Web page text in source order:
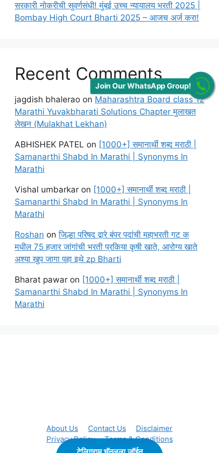
सरकारी नोकरीची सुवर्णसंधी! मुंबई उच्च न्यायालय भरती 2025 |
Bombay High Court Bharti 2025 – आजच अर्ज करा!
Recent Comments
jagdish bhalerao on Maharashtra Board class 12
Marathi Yuvakbharati Solutions Chapter मुलाखत
लेखन (Mulakhat Lekhan)
ABHISHEK PATEL on [1000+] समानार्थी शब्द मराठी |
Samanarthi Shabd In Marathi | Synonyms In
Marathi
Vishal umbarkar on [1000+] समानार्थी शब्द मराठी |
Samanarthi Shabd In Marathi | Synonyms In
Marathi
Roshan onजिल्हा परिषद द्वारे बंपर पदांची महाभरती गट क
मधील 75 हजार जांगांची भरती प्रकिया कृषी खाते, आरोग्य खाते
अश्या खुप जागा पहा इथे zp Bharti
Bharat pawar on [1000+] समानार्थी शब्द मराठी |
Samanarthi Shabd In Marathi | Synonyms In
Marathi
About Us Contact Us
Disclaimer
Privacy Policy
Terms & Conditions
Join Our WhatsApp Group!